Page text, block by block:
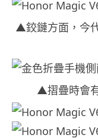
▲鉸鏈方面，今
▲摺疊時會